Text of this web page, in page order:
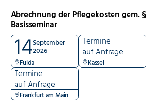
Abrechnung der Pflegekosten gem.
Basisseminar
14September
2026
Fulda
Termine
auf Anfrage
Kassel
Termine
auf Anfrage
Frankfurt am Main